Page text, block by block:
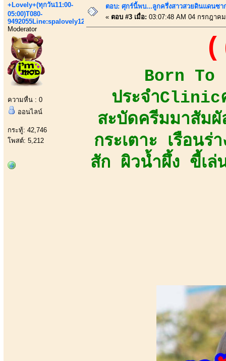
+Lovely+(ทุกวัน11:00-
05:00)T080-
9492055Line:spalovely123
Moderator
ความหื่น : 0
ออนไลน์
กระทู้: 42,746
โพสต์: 5,212
ตอบ: ศุกร์นี้พบ...ลูกครึ่งสาวสวยดินแดนซา
« ตอบ #3 เมื่อ: 03:07:48 AM 04 กรกฎาค
Born To
ประจำClinic
สะบัดครีมมาสัมผั
กระเตาะ เรือน
สัก ผิวน้ำผึ้ง ขี้เล่